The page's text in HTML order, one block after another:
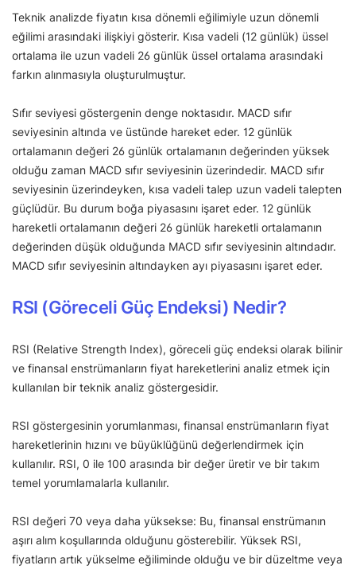
Teknik analizde fiyatın kısa dönemli eğilimiyle uzun dönemli
eğilimi arasındaki ilişkiyi gösterir. Kısa vadeli (12 günlük) üssel
ortalama ile uzun vadeli 26 günlük üssel ortalama arasındaki
farkın alınmasıyla oluşturulmuştur.
Sıfır seviyesi göstergenin denge noktasıdır. MACD sıfır
seviyesinin altında ve üstünde hareket eder. 12 günlük
ortalamanın değeri 26 günlük ortalamanın değerinden yüksek
olduğu zaman MACD sıfır seviyesinin üzerindedir. MACD sıfır
seviyesinin üzerindeyken, kısa vadeli talep uzun vadeli talepten
güçlüdür. Bu durum boğa piyasasını işaret eder. 12 günlük
hareketli ortalamanın değeri 26 günlük hareketli ortalamanın
değerinden düşük olduğunda MACD sıfır seviyesinin altındadır.
MACD sıfır seviyesinin altındayken ayı piyasasını işaret eder.
RSI (Göreceli Güç Endeksi) Nedir?
RSI (Relative Strength Index), göreceli güç endeksi olarak bilinir
ve finansal enstrümanların fiyat hareketlerini analiz etmek için
kullanılan bir teknik analiz göstergesidir.
RSI göstergesinin yorumlanması, finansal enstrümanların fiyat
hareketlerinin hızını ve büyüklüğünü değerlendirmek için
kullanılır. RSI, 0 ile 100 arasında bir değer üretir ve bir takım
temel yorumlamalarla kullanılır.
RSI değeri 70 veya daha yüksekse: Bu, finansal enstrümanın
aşırı alım koşullarında olduğunu gösterebilir. Yüksek RSI,
fiyatların artık yükselme eğiliminde olduğu ve bir düzeltme veya